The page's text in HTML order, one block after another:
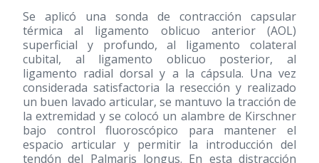
Se aplicó una sonda de contracción capsular
térmica al ligamento oblicuo anterior (AOL)
superficial y profundo, al ligamento colateral
cubital, al ligamento oblicuo posterior, al
ligamento radial dorsal y a la cápsula. Una vez
considerada satisfactoria la resección y realizado
un buen lavado articular, se mantuvo la tracción de
la extremidad y se colocó un alambre de Kirschner
bajo control fluoroscópico para mantener el
espacio articular y permitir la introducción del
tendón del Palmaris longus. En esta distracción